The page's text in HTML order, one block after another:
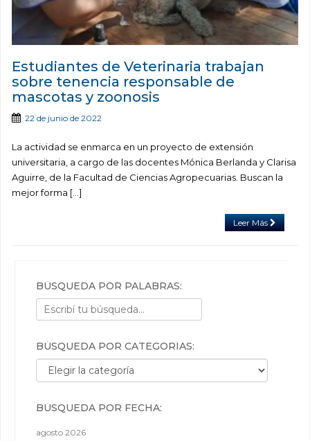
Estudiantes de Veterinaria trabajan
sobre tenencia responsable de
mascotas y zoonosis
22 de junio de 2022
La actividad se enmarca en un proyecto de extensión
universitaria, a cargo de las docentes Mónica Berlanda y Clarisa
Aguirre, de la Facultad de Ciencias Agropecuarias. Buscan la
mejor forma […]
Leer Más
BÚSQUEDA POR PALABRAS:
BÚSQUEDA POR CATEGORÍAS:
Búsqueda por categorías:
BÚSQUEDA POR FECHA:
agosto 2026